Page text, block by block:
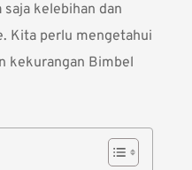
kelebihan dan
Kita perlu mengetahui
kekurangan Bimbel